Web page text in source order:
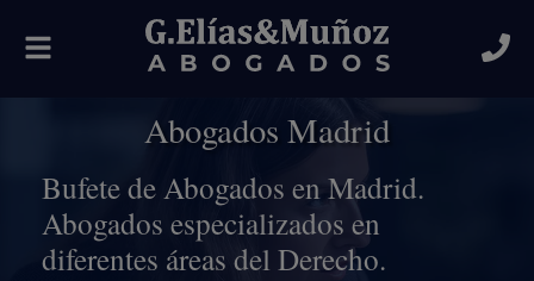
Alternar
navegación
Abogados Madrid
Bufete de Abogados en Madrid.
Abogados especializados en
diferentes áreas del Derecho.